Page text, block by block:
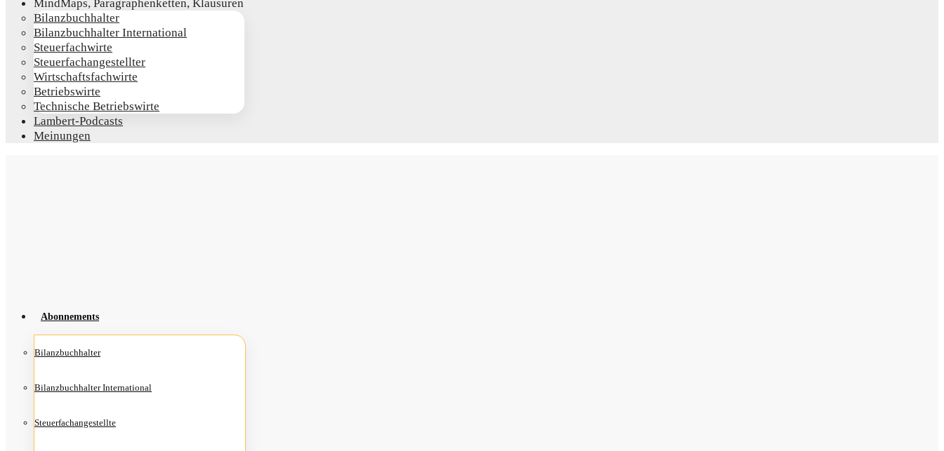
Mind­Maps, Para­gra­phen­ket­ten, Klausuren
Bilanz­buch­hal­ter
Bilanz­buch­hal­ter International
Steu­er­fach­wir­te
Steu­er­fach­an­ge­stell­ter
Wirt­schafts­fach­wir­te
Betriebs­wir­te
Tech­ni­sche Betriebswirte
Lam­­bert-Pod­­casts
Mei­nun­gen
Abon­ne­ments
Bilanz­buch­hal­ter
Bilanz­buch­hal­ter International
Steu­er­fach­an­ge­stell­te